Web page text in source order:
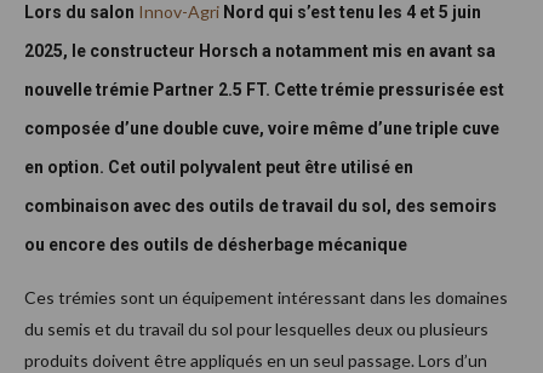
Lors du salon Innov-Agri Nord qui s’est tenu les 4 et 5 juin
2025, le constructeur Horsch a notamment mis en avant sa
nouvelle trémie Partner 2.5 FT. Cette trémie pressurisée est
composée d’une double cuve, voire même d’une triple cuve
en option. Cet outil polyvalent peut être utilisé en
combinaison avec des outils de travail du sol, des semoirs
ou encore des outils de désherbage mécanique
Ces trémies sont un équipement intéressant dans les domaines
du semis et du travail du sol pour lesquelles deux ou plusieurs
produits doivent être appliqués en un seul passage. Lors d’un